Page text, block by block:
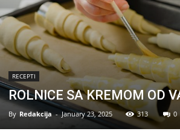
RECEPTI
ROLNICE SA KREMOM OD
By Redakcija - January 23, 2025 313 0